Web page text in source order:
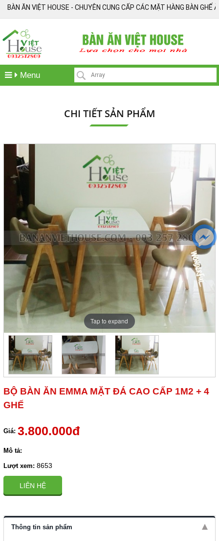
ĂN VIỆT HOUSE - CHUYÊN CUNG CẤP CÁC MẶT HÀNG BÀN GHẾ ĂN
Menu
CHI TIẾT SẢN PHẨM
Tap to expand
BỘ BÀN ĂN EMMA MẶT ĐÁ CAO CẤP 1M2 + 4
GHẾ
Giá: 3.800.000đ
Mô tả:
Lượt xem: 8653
LIÊN HỆ
Thông tin sản phẩm